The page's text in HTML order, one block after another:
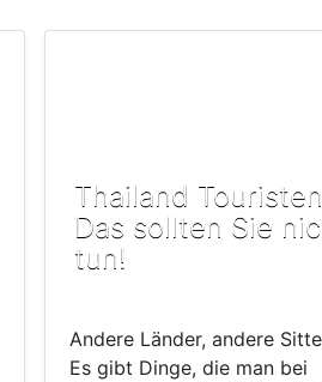
Thailand
Das sollten Sie
tun!
Andere Länder, andere
Es gibt Dinge, die man bei